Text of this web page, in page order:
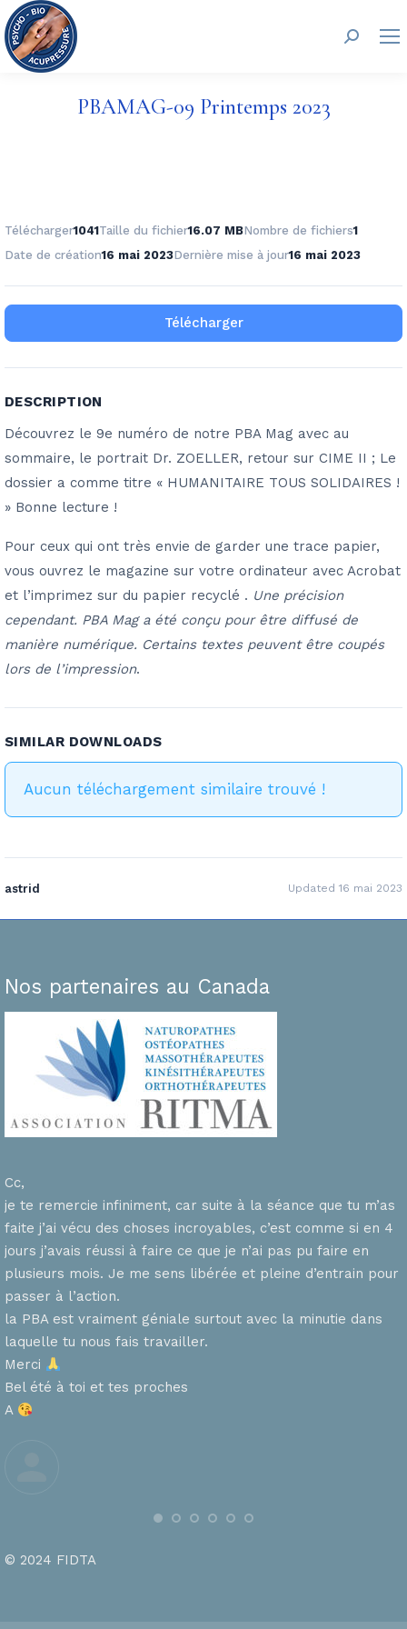
PBAMAG-09 Printemps 2023
Télécharger1041Taille du fichier16.07 MBNombre de fichiers1
Date de création16 mai 2023Dernière mise à jour16 mai 2023
Télécharger
DESCRIPTION
Découvrez le 9e numéro de notre PBA Mag avec au
sommaire, le portrait Dr. ZOELLER, retour sur CIME II ; Le
dossier a comme titre « HUMANITAIRE TOUS SOLIDAIRES !
» Bonne lecture !
Pour ceux qui ont très envie de garder une trace papier,
vous ouvrez le magazine sur votre ordinateur avec Acrobat
et l’imprimez sur du papier recyclé . Une précision
cependant. PBA Mag a été conçu pour être diffusé de
manière numérique. Certains textes peuvent être coupés
lors de l’impression.
SIMILAR DOWNLOADS
Aucun téléchargement similaire trouvé !
astrid Updated 16 mai 2023
Nos partenaires au Canada
Cc,
je te remercie infiniment, car suite à la séance que tu m’as
faite j’ai vécu des choses incroyables, c’est comme si en 4
jours j’avais réussi à faire ce que je n’ai pas pu faire en
plusieurs mois. Je me sens libérée et pleine d’entrain pour
passer à l’action.
la PBA est vraiment géniale surtout avec la minutie dans
laquelle tu nous fais travailler.
Merci
Bel été à toi et tes proches
A
© 2024 FIDTA